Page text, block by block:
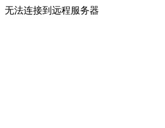
无法连接到远程服务器